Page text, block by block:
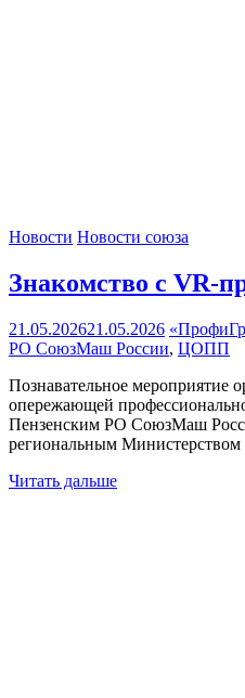
Новости Новости союза
Знакомство с VR-
21.05.202621.05.2026
РО СоюзМаш России, ЦОПП
Познавательное мероприятие
опережающей
Пензенским РО СоюзМаш
региональным Министерством
Читать дальше